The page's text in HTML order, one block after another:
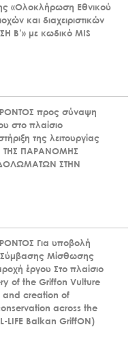
«Ολοκλήρωση Εθνικού
και διαχειριστικών
Β’» με κωδικό MIS
προς σύναψη
στο πλαίσιο
της λειτουργίας
ΤΗΣ ΠΑΡΑΝΟΜΗΣ
ΣΤΗΝ
Για υποβολή
Μίσθωσης
έργου Στο πλαίσιο
of the Griffon Vulture
and creation of
across the
LIFE Balkan GriffON)